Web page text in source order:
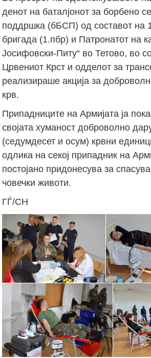
денот на баталјонот за борбено
поддршка (бБСП) од составот на
бригада (1.пбр) и Патронатот на
Јосифовски-Питу“ во Тетово, во
Црвениот Крст и одделот за
реализираше акција за
крв.
Припадниците на Армијата ја
својата хуманост доброволно
(седумдесет и осум) крвни
одлика на секој припадник на
постојано придонесува за
човечки животи.
ГЃ/СН